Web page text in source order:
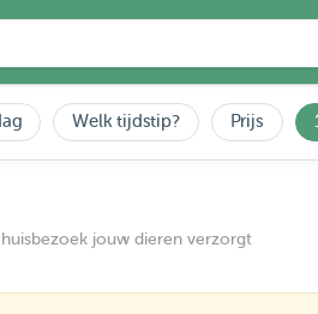
Welk tijdstip? Prijs
jouw dieren verzorgt